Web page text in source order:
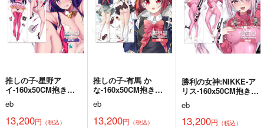
】
13,200円（税込）
ハイスクールD×D
リアス・グレモリー
サンプル
13,200円（税込）
VOCALOID 初音ミク
サンプル
13,200円（税込）
VOCALOID 初音ミク
サンプル
推しの子-星野ア
イ-160x50CM抱き枕
カバー【1187】
eb
13,200円 （税込）
推しの子-有馬 か
な-160x50CM抱き枕
カバー【1211】
eb
13,200円 （税込）
勝利の女神:NIKKE-ア
リス-160x50CM抱き枕
カバー【YC1157】
eb
13,200円 （税込）